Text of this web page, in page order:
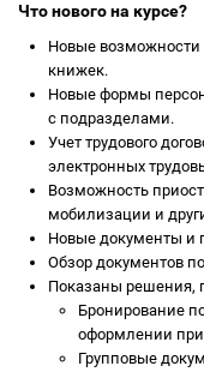
Что нового на курсе?
Новые возможности
книжек.
Новые формы
с подразделами.
Учет трудового
электронных
Возможность
мобилизации и
Новые документы и
Обзор документов
Показаны решения,
Бронирование
оформлении
Групповые